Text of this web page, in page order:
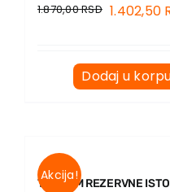
1.870,00RSD 1.402,50
Dodaj u
Akcija!
TRAGOM REZERVNE